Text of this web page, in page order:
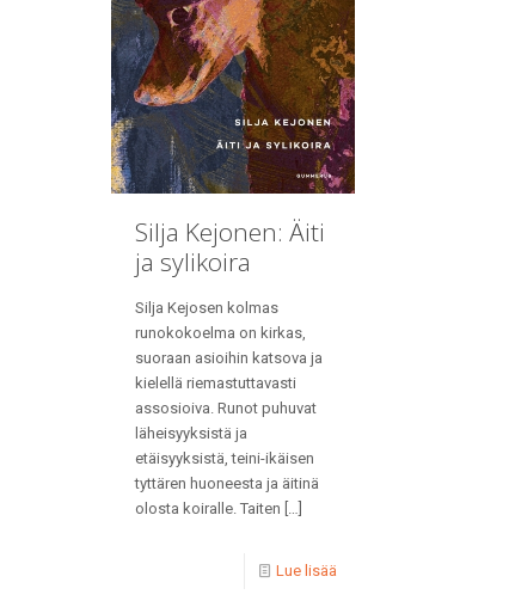
Silja Kejonen: Äiti
ja sylikoira
Silja Kejosen kolmas
runokokoelma on kirkas,
suoraan asioihin katsova ja
kielellä riemastuttavasti
assosioiva. Runot puhuvat
läheisyyksistä ja
etäisyyksistä, teini-ikäisen
tyttären huoneesta ja äitinä
olosta koiralle. Taiten […]
Lue lisää